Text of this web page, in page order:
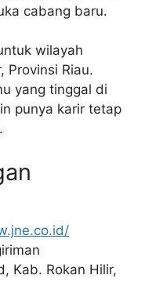
cabang baru.
wilayah
Provinsi Riau.
yang tinggal di
punya karir tetap
Kab. Rokan Hilir,